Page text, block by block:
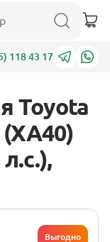
118 43 17
Toyota
Выгодно